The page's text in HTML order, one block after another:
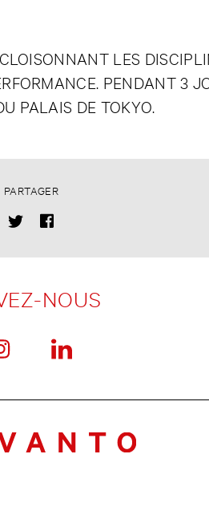
LES
PENDANT 3
PALAIS DE TOKYO.
PARTAGER
NOUS